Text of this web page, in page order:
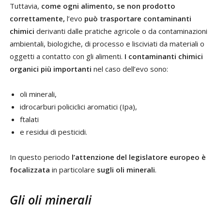
Tuttavia, come ogni alimento, se non prodotto
correttamente, l’evo può trasportare contaminanti
chimici derivanti dalle pratiche agricole o da contaminazioni
ambientali, biologiche, di processo e lisciviati da materiali o
oggetti a contatto con gli alimenti. I contaminanti chimici
organici più importanti nel caso dell’evo sono:
oli minerali,
idrocarburi policiclici aromatici (Ipa),
ftalati
e residui di pesticidi.
In questo periodo l’attenzione del legislatore europeo è
focalizzata in particolare sugli oli minerali.
Gli oli minerali